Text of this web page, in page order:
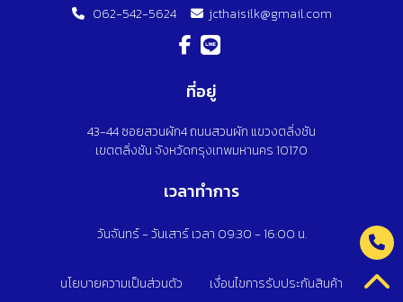
062-542-5624 jcthaisilk@gmail.com
ที่อยู่
43-44 ซอยสวนผัก4 ถนนสวนผัก แขวงตลิ่งชัน
เขตตลิ่งชัน จังหวัดกรุงเทพมหานคร 10170
เวลาทำการ
วันจันทร์ - วันเสาร์ เวลา 09:30 - 16:00 น.
นโยบายความเป็นส่วนตัว เงื่อนไขการรับประกันสินค้า